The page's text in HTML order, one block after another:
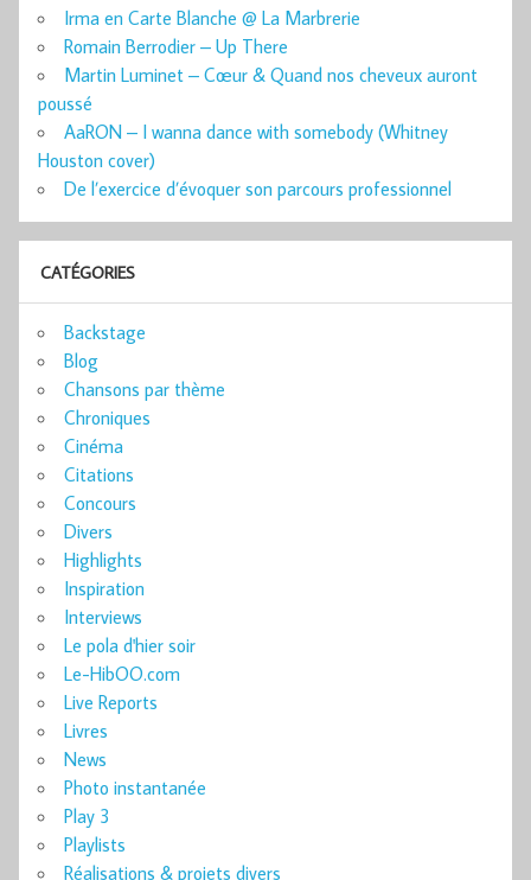
Irma en Carte Blanche @ La Marbrerie
Romain Berrodier – Up There
Martin Luminet – Cœur & Quand nos cheveux auront
poussé
AaRON – I wanna dance with somebody (Whitney
Houston cover)
De l’exercice d’évoquer son parcours professionnel
CATÉGORIES
Backstage
Blog
Chansons par thème
Chroniques
Cinéma
Citations
Concours
Divers
Highlights
Inspiration
Interviews
Le pola d'hier soir
Le-HibOO.com
Live Reports
Livres
News
Photo instantanée
Play 3
Playlists
Réalisations & projets divers